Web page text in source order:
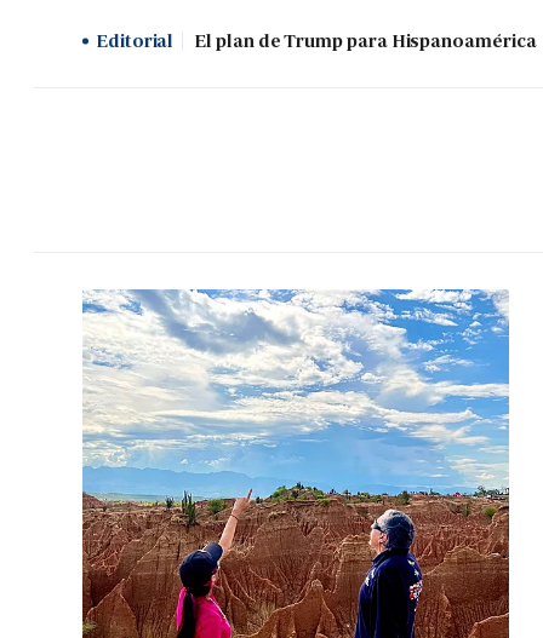
Editorial El plan de Trump para Hispanoamérica